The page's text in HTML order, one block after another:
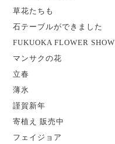
草花たちも
石テーブルができました
FUKUOKA FLOWER SHOW
マンサクの花
立春
薄氷
謹賀新年
寄植え 販売中
フェイジョア